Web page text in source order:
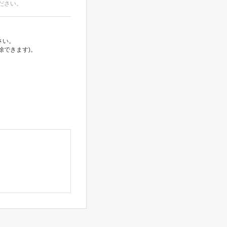
い。
。
きます)。